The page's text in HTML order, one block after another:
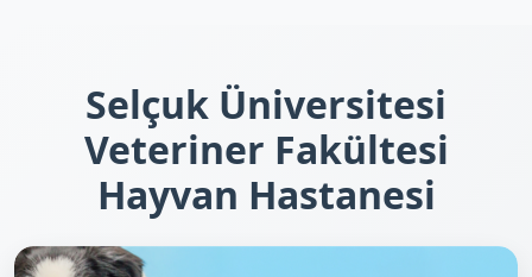
Selçuk Üniversitesi
Veteriner Fakültesi
Hayvan Hastanesi